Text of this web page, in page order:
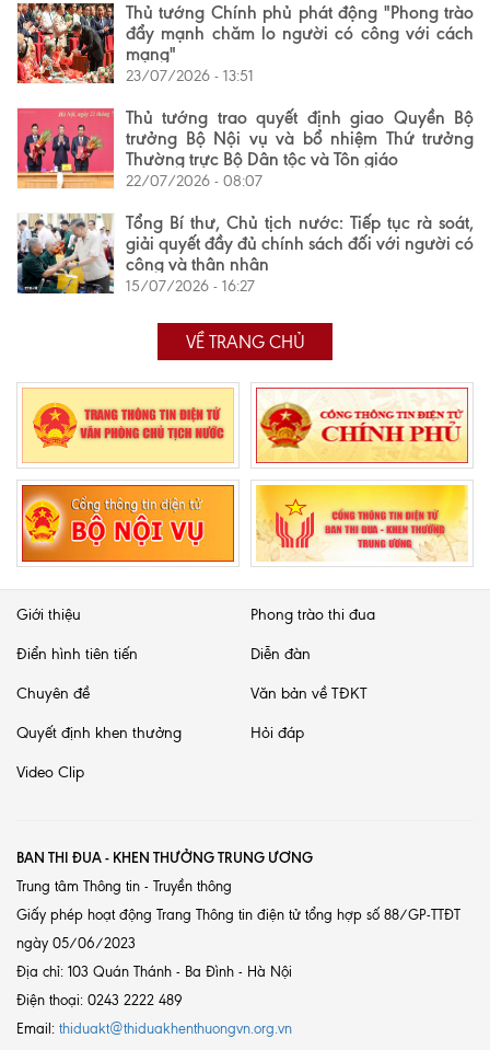
Thủ tướng Chính phủ phát động "Phong trào
đẩy mạnh chăm lo người có công với cách
mạng"
23/07/2026 - 13:51
Thủ tướng trao quyết định giao Quyền Bộ
trưởng Bộ Nội vụ và bổ nhiệm Thứ trưởng
Thường trực Bộ Dân tộc và Tôn giáo
22/07/2026 - 08:07
Tổng Bí thư, Chủ tịch nước: Tiếp tục rà soát,
giải quyết đầy đủ chính sách đối với người có
công và thân nhân
15/07/2026 - 16:27
VỀ TRANG CHỦ
Giới thiệu Phong trào thi đua
Điển hình tiên tiến Diễn đàn
Chuyên đề Văn bản về TĐKT
Quyết định khen thưởng Hỏi đáp
Video Clip
BAN THI ĐUA - KHEN THƯỞNG TRUNG ƯƠNG
Trung tâm Thông tin - Truyền thông
Giấy phép hoạt động Trang Thông tin điện tử tổng hợp số 88/GP-TTĐT
ngày 05/06/2023
Địa chỉ: 103 Quán Thánh - Ba Đình - Hà Nội
Điện thoại: 0243 2222 489
Email: thiduakt@thiduakhenthuongvn.org.vn